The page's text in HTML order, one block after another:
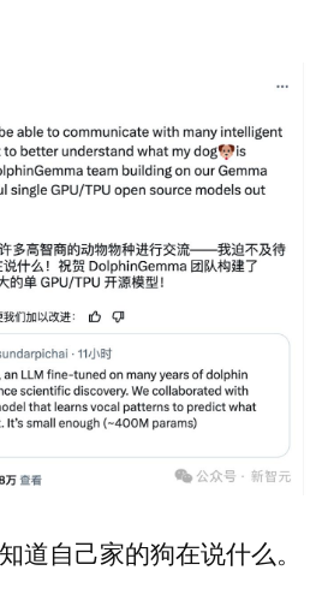
道自己家的狗在说什么。